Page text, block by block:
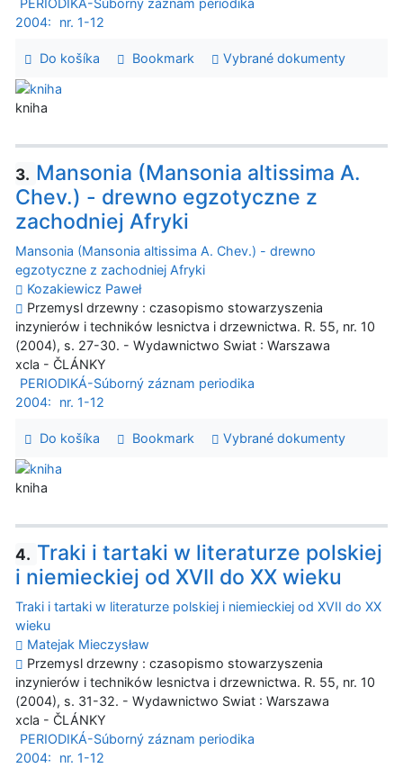
PERIODIKÁ-Súborný záznam periodika
2004:
nr. 1-12
Do košíka Bookmark Vybrané dokumenty
kniha
3. Mansonia (Mansonia altissima A.
Chev.) - drewno egzotyczne z
zachodniej Afryki
Mansonia (Mansonia altissima A. Chev.) - drewno
egzotyczne z zachodniej Afryki
Kozakiewicz Paweł
Przemysl drzewny : czasopismo stowarzyszenia
inzynierów i techników lesnictva i drzewnictwa. R. 55, nr. 10
(2004), s. 27-30. - Wydawnictwo Swiat : Warszawa
xcla - ČLÁNKY
PERIODIKÁ-Súborný záznam periodika
2004:
nr. 1-12
Do košíka Bookmark Vybrané dokumenty
kniha
4. Traki i tartaki w literaturze polskiej
i niemieckiej od XVII do XX wieku
Traki i tartaki w literaturze polskiej i niemieckiej od XVII do XX
wieku
Matejak Mieczysław
Przemysl drzewny : czasopismo stowarzyszenia
inzynierów i techników lesnictva i drzewnictwa. R. 55, nr. 10
(2004), s. 31-32. - Wydawnictwo Swiat : Warszawa
xcla - ČLÁNKY
PERIODIKÁ-Súborný záznam periodika
2004:
nr. 1-12